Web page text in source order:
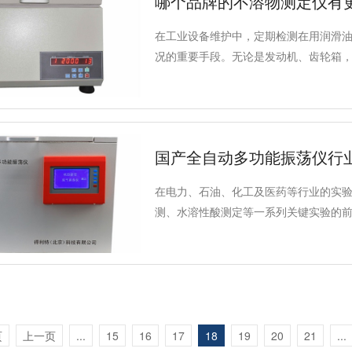
在工业设备维护中，定期检测在用润滑
况的重要手段。无论是发动机、齿轮箱
国产全自动多功能振荡仪行
在电力、石油、化工及医药等行业的实
测、水溶性酸测定等一系列关键实验的
上一页 ... 15 16 17 18 19 20 21 ...